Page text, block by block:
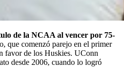
de la NCAA al vencer por 75-
que comenzó parejo en el primer
favor de los Huskies. UConn
desde 2006, cuando lo logró